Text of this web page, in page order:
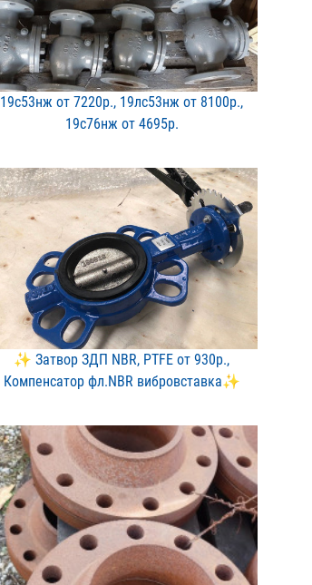
19с53нж от 7220р., 19лс5​3нж от 8100р.,
19с76нж о​т 4695р.
✨ Затвор ЗДП NBR, PTFE о​т 930р.,
Компенсатор фл.​NBR вибровставка✨